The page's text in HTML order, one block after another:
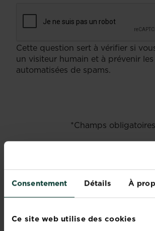
Consentement Détails À
Ce site web utilise des cookies
Cette question sert à vérifier si
un visiteur humain et à prévenir
automatisées de spams.
*Champs obligatoires
Appelez-nous